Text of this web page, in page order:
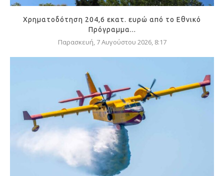
Χρηματοδότηση 204,6 εκατ. ευρώ από το Εθνικό
Πρόγραμμα...
Παρασκευή, 7 Αυγούστου 2026, 8:17